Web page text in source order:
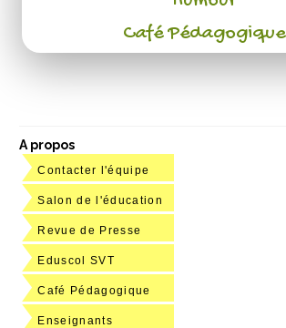
Café Pédagogique
A propos
Contacter l'équipe
Salon de l'éducation
Revue de Presse
Eduscol SVT
Café Pédagogique
Enseignants